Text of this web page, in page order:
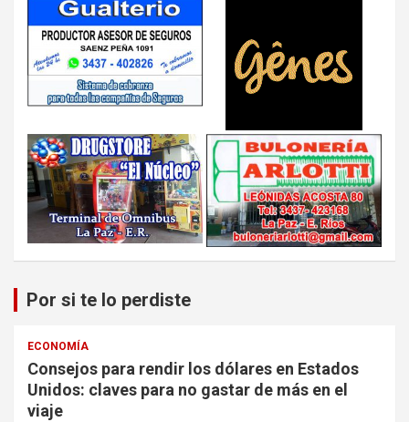
Por si te lo perdiste
ECONOMÍA
Consejos para rendir los dólares en Estados
Unidos: claves para no gastar de más en el
viaje